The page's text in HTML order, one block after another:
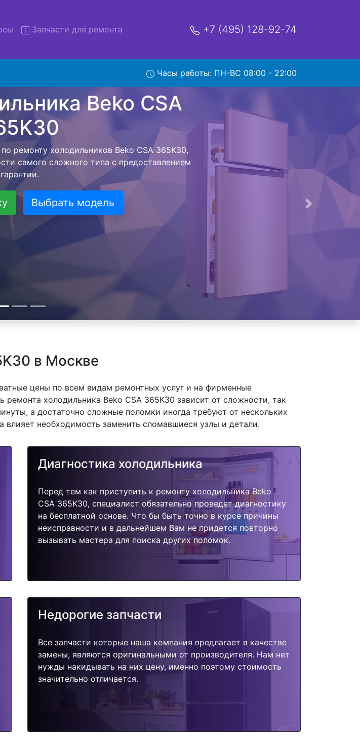
Запчасти для ремонта +7 (495) 128-92-74
Часы работы: ПН-ВС 08:00 - 22:00
клиент не тратил свое время и деньги на
сам заберет холодильник Beko CSA
Ремонт холодильника Beko CSA 365K30
тем самым Вам не предстоит ожидать
тем как холодильная техника сдается,
работ и в дальнейшем фиксируется.
- Доставка холодильников , выезд
и диагностика.
Выбрать модель
Следующая
в Москве
цены по всем видам ремонтных услуг и на фирменные
холодильника Beko CSA 365K30 зависит от сложности, так
а достаточно сложные поломки иногда требуют от нескольких
необходимость заменить сломавшиеся узлы и детали.
Диагностика холодильника
Перед тем как приступить к ремонту холодильника Beko
CSA 365K30, специалист обязательно проведет диагностику
на бесплатной основе. Что бы быть точно в курсе причины
неисправности и в дальнейшем Вам не придется повторно
вызывать мастера для поиска других поломок.
Недорогие запчасти
Все запчасти которые наша компания предлагает в качестве
замены, являются оригинальными от производителя. Нам нет
нужды накидывать на них цену, именно поэтому стоимость
значительно отличается.